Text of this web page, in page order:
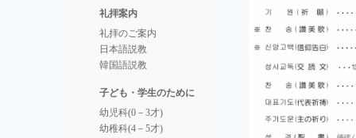
礼拝案内
礼拝のご案内
日本語説教
韓国語説教
子ども・学生のために
幼児科(0－3才)
幼稚科(4－5才)